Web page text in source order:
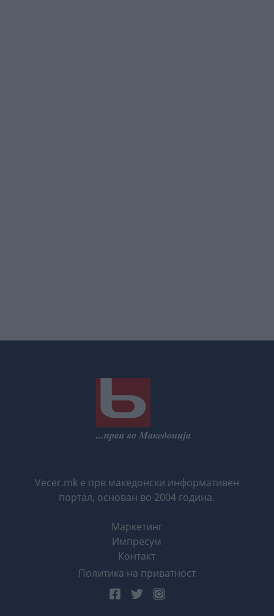
Vecer.mk е прв македонски информативен
портал, основан во 2004 година.
Маркетинг
Импресум
Контакт
Политика на приватност